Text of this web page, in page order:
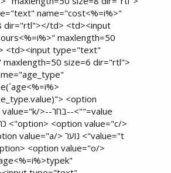
name="cost<%=i%>"
dir="rtl"></td> <td><input
maxlength=50
<td><input type="text"
maxlength=50 size=6 dir="rtl">
<option